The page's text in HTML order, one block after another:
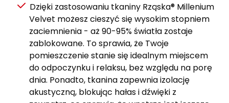
Dzięki zastosowaniu tkaniny Rząska® Millenium
Velvet możesz cieszyć się wysokim stopniem
zaciemnienia - aż 90-95% światła zostaje
zablokowane. To sprawia, że ​​Twoje
pomieszczenie stanie się idealnym miejscem
do odpoczynku i relaksu, bez względu na porę
dnia. Ponadto, tkanina zapewnia izolację
akustyczną, blokując hałas i dźwięki z